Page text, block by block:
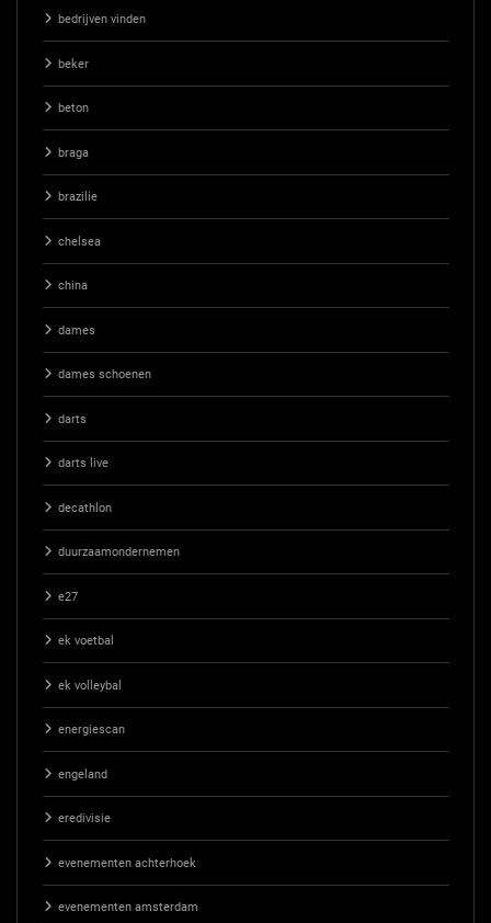
bedrijven vinden
beker
beton
braga
brazilie
chelsea
china
dames
dames schoenen
darts
darts live
decathlon
duurzaamondernemen
e27
ek voetbal
ek volleybal
energiescan
engeland
eredivisie
evenementen achterhoek
evenementen amsterdam